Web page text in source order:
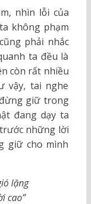
nhìn lỗi của
không phạm
phải nhắc
ta đều là
còn rất nhiều
vậy, tai nghe
giữ trong
đang dạy ta
những lời
giữ cho mình
lặng
cao”